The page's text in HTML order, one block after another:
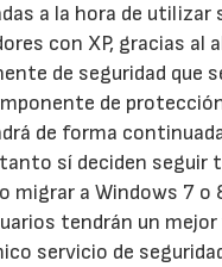
a la hora de utilizar
con XP, gracias al
de seguridad que
de
de forma
sí deciden seguir
migrar a Windows 7 o
tendrán un
servicio de